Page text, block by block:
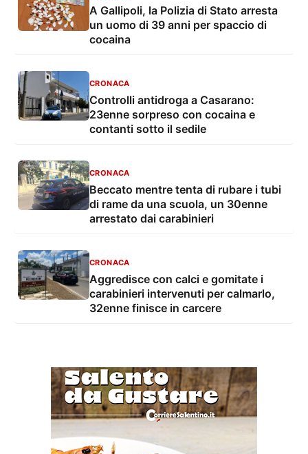
A Gallipoli, la Polizia di Stato arresta
un uomo di 39 anni per spaccio di
cocaina
CRONACA
Controlli antidroga a Casarano:
23enne sorpreso con cocaina e
contanti sotto il sedile
CRONACA
Beccato mentre tenta di rubare i tubi
di rame da una scuola, un 30enne
arrestato dai carabinieri
CRONACA
Aggredisce con calci e gomitate i
carabinieri intervenuti per calmarlo,
32enne finisce in carcere